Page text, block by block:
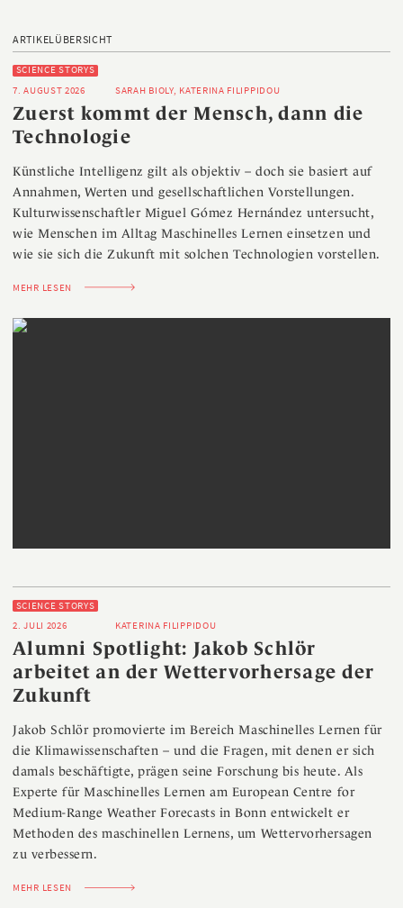
ARTIKELÜBERSICHT
SCIENCE STORYS
7. AUGUST 2026
SARAH BIOLY, KATERINA FILIPPIDOU
Zuerst kommt der Mensch, dann die
Technologie
Künstliche Intelligenz gilt als objektiv – doch sie basiert auf
Annahmen, Werten und gesellschaftlichen Vorstellungen.
Kulturwissenschaftler Miguel Gómez Hernández untersucht,
wie Menschen im Alltag Maschinelles Lernen einsetzen und
wie sie sich die Zukunft mit solchen Technologien vorstellen.
MEHR LESEN
SCIENCE STORYS
2. JULI 2026
KATERINA FILIPPIDOU
Alumni Spotlight: Jakob Schlör
arbeitet an der Wettervorhersage der
Zukunft
Jakob Schlör promovierte im Bereich Maschinelles Lernen für
die Klimawissenschaften – und die Fragen, mit denen er sich
damals beschäftigte, prägen seine Forschung bis heute. Als
Experte für Maschinelles Lernen am European Centre for
Medium-Range Weather Forecasts in Bonn entwickelt er
Methoden des maschinellen Lernens, um Wettervorhersagen
zu verbessern.
MEHR LESEN